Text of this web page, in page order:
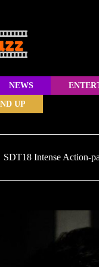
NEWS
UP
SDT18 Intense Action-